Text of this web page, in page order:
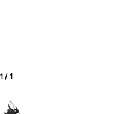
1 / 1